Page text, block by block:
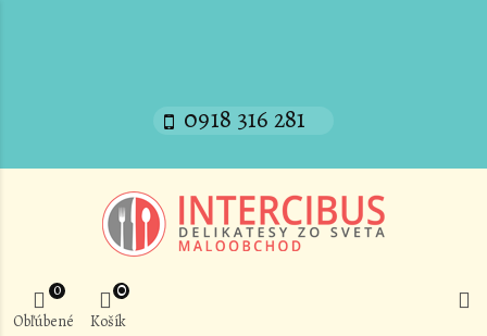
0918 316 281
0
Obľúbené
0
Košík